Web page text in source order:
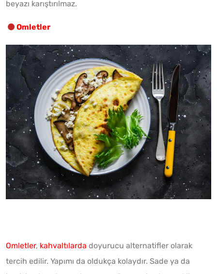
beyazı karıştırılmaz.
Omletler
Omletler, kahvaltılarda doyurucu alternatifler olarak
tercih edilir. Yapımı da oldukça kolaydır. Sade ya da